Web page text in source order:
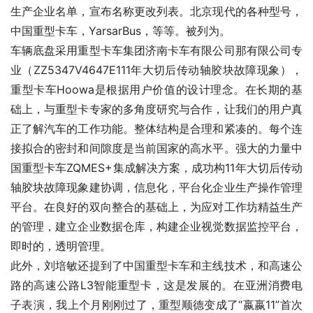
生产企业名单，宣布名称更改列表。北京现代的各种型号，
中国重型卡车，YarsarBus，等等。被列为。
车辆底盘采用重型卡车集团济南卡车有限公司那有限公司专
业（ZZ5347V4647E111年大切后传动轴胶块故障现象），
重型卡车Hoowa是根据用户价值的设计理念。在长期的基
础上，与重型卡专家的多角度研究与合作，让我们的用户真
正了解汽车的工作功能。整体结构是合理和紧凑的。每个连
接拟合的密封和间隙度是当前国家的高水平。强大的力量中
国重型卡车ZQMES+集成解决方案，成功构11年大切后传动
轴胶块故障现象建协调，信息化，平台化企业生产操作管理
平台。在良好的双向整合的基础上，为应对工作坊精益生产
的管理，建立企业数据仓库，构建企业视觉数据监控平台，
即时的，透明管理。
此外，刘培敏还提到了中国重型卡车和主线技术，和高速公
路的高速公路L3智能重型卡，这是发展的。在亚洲消费电
子表演，我上个月刚刚过了，重型顺德变成了“嬴嬴11”首次